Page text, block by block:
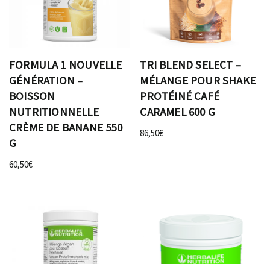
FORMULA 1 NOUVELLE
GÉNÉRATION –
BOISSON
NUTRITIONNELLE
CRÈME DE BANANE 550
G
60,50€
TRI BLEND SELECT –
MÉLANGE POUR SHAKE
PROTÉINÉ CAFÉ
CARAMEL 600 G
86,50€